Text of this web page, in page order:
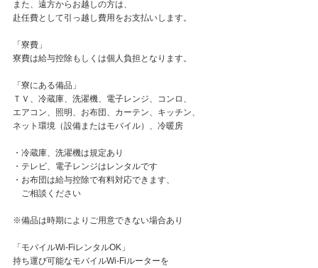
また、遠方からお越しの方は、
赴任費として引っ越し費用をお支払いします。
「寮費」
寮費は給与控除もしくは個人負担となります。
「寮にある備品」
ＴＶ、冷蔵庫、洗濯機、電子レンジ、コンロ、
エアコン、照明、お布団、カーテン、キッチン、
ネット環境（設備またはモバイル）、冷暖房
・冷蔵庫、洗濯機は規定あり
・テレビ、電子レンジはレンタルです
・お布団は給与控除で有料対応できます、
ご相談ください
※備品は時期によりご用意できない場合あり
「モバイルWi-FiレンタルOK」
持ち運び可能なモバイルWi-Fiルーターを